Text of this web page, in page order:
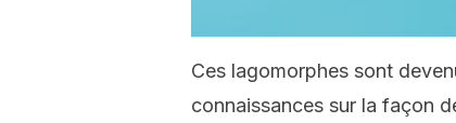
Ces lagomorphes sont
connaissances sur la façon